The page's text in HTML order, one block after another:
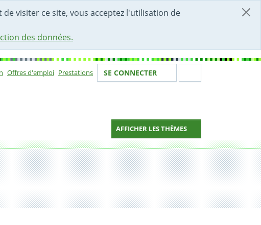
visiter ce site, vous acceptez l'utilisation de
des données.
Offres d'emploi Prestations Votre identité
SE CONNECTER
AFFICHER LES THÈMES